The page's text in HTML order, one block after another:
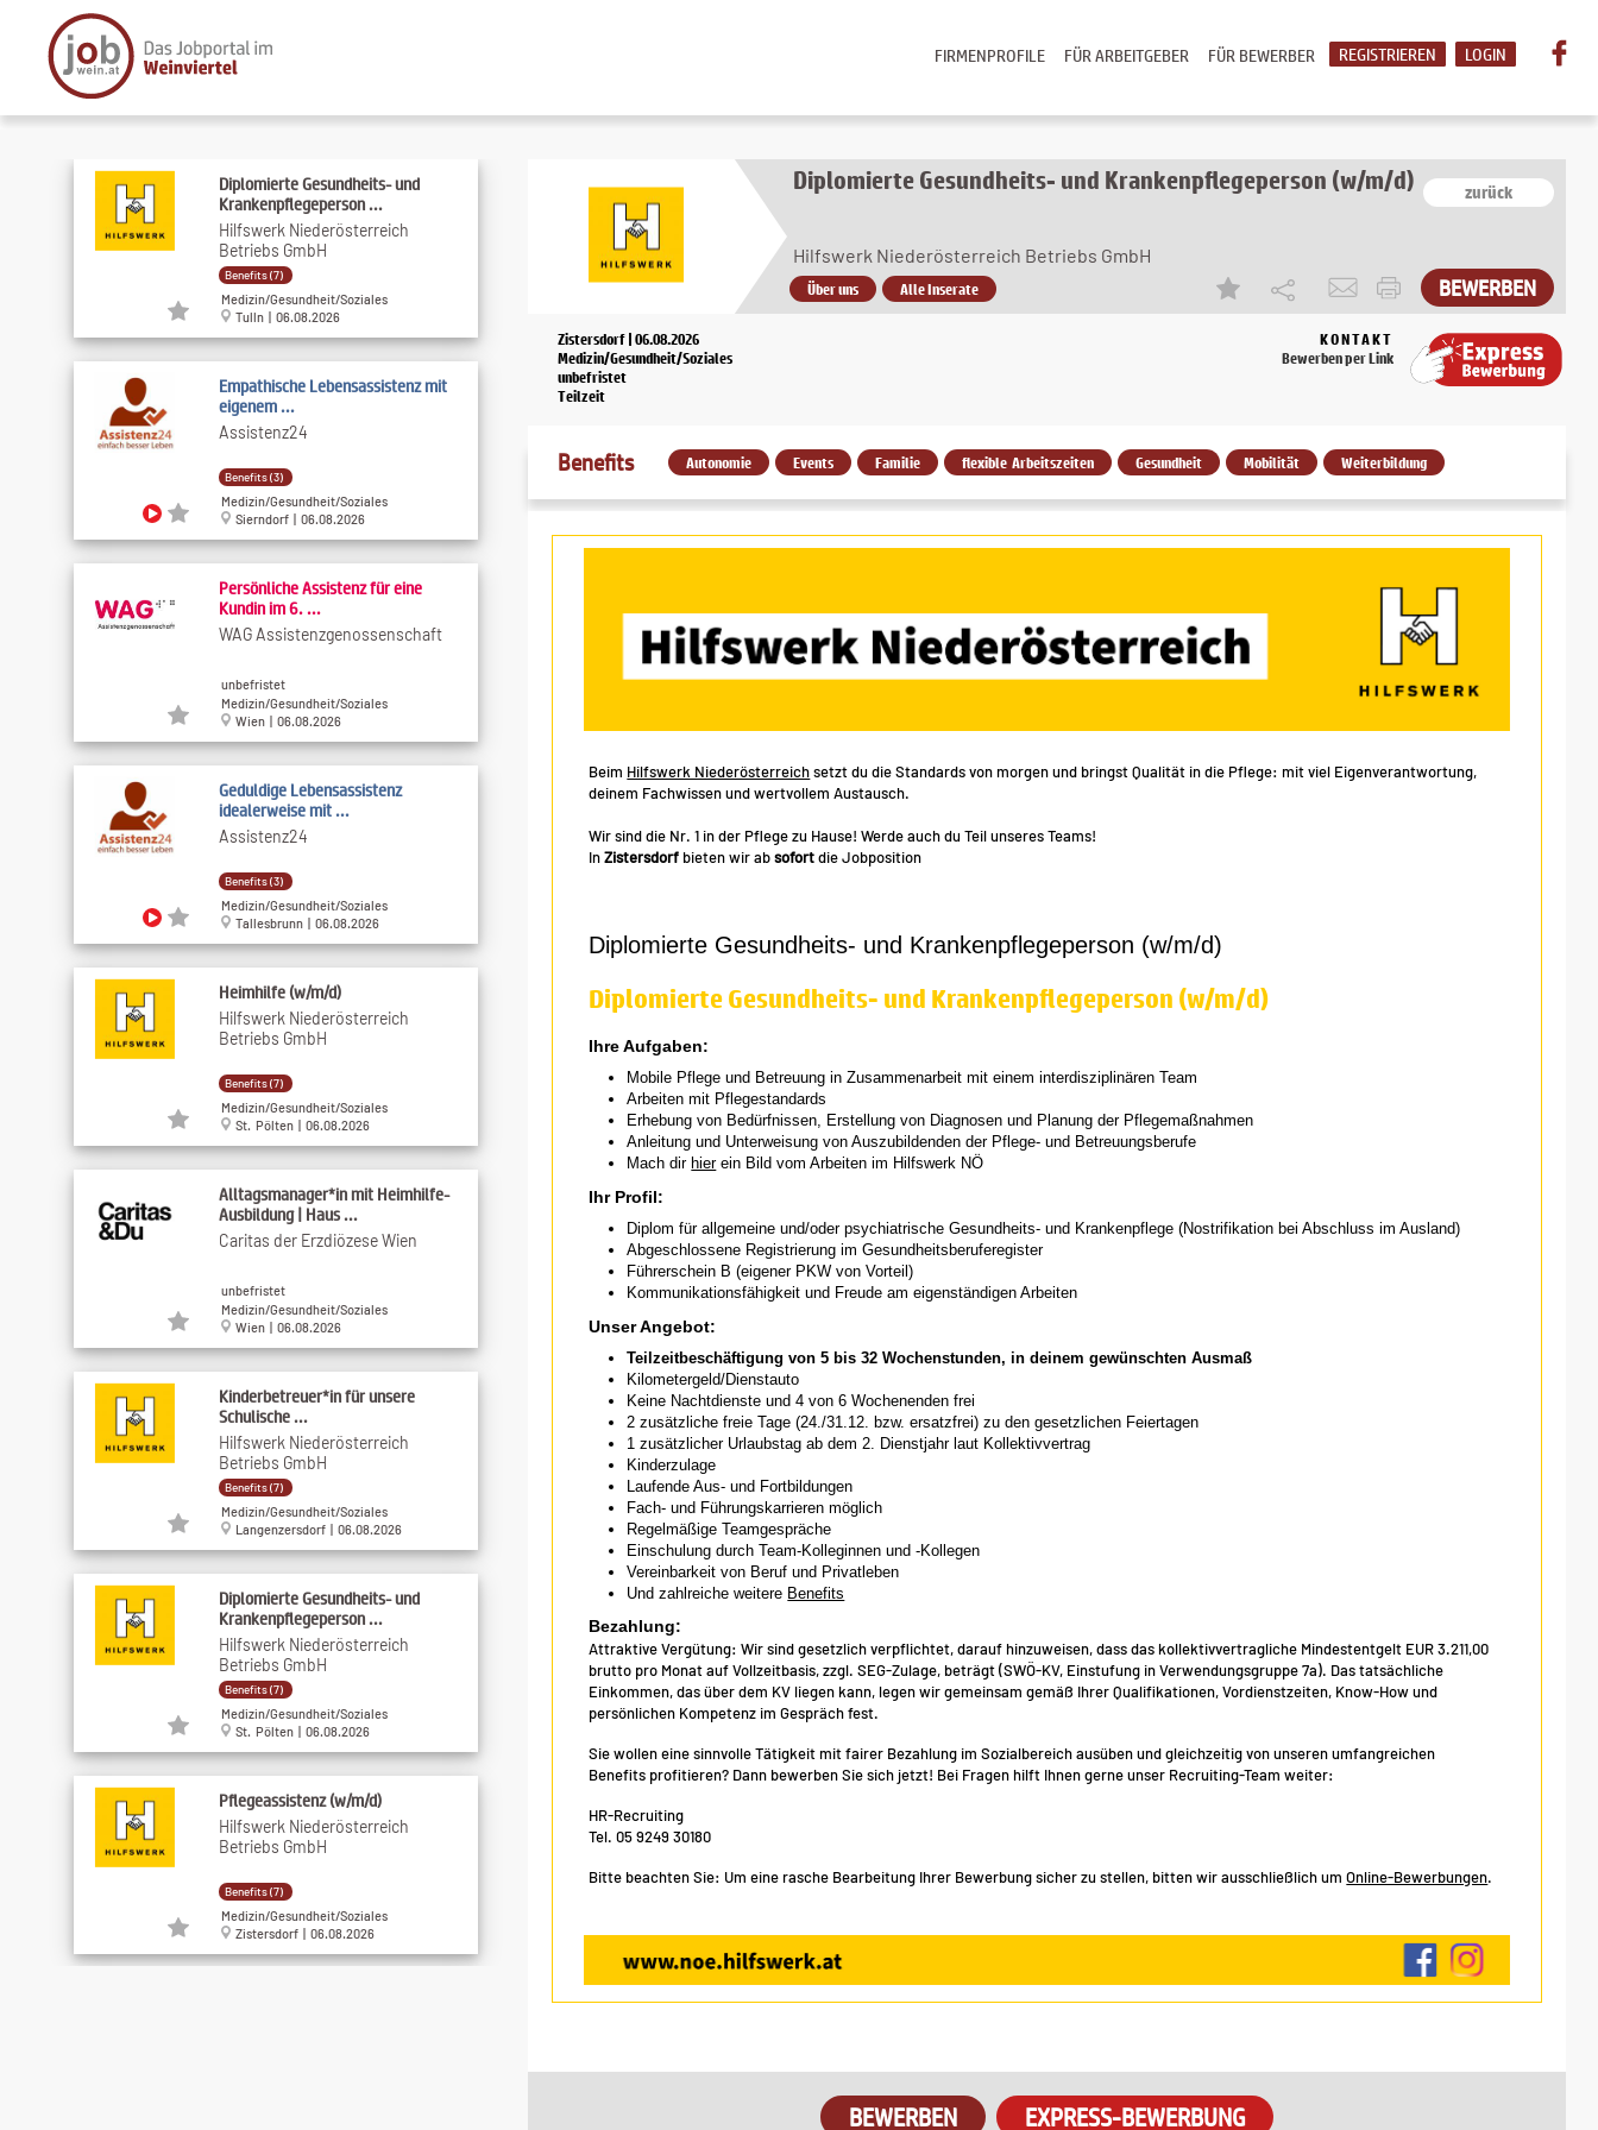
LOGIN
REGISTRIEREN
FÜR BEWERBER
FÜR ARBEITGEBER
FIRMENPROFILE
Diplomierte Gesundheits- und Krankenpflegeperson (w/m/d) zurück
Hilfswerk Niederösterreich Betriebs GmbH
Über uns Alle Inserate
Zistersdorf | 06.08.2026
Medizin/Gesundheit/Soziales
unbefristet
Teilzeit
KONTAKT
Bewerben per Link
Benefits Autonomie Events Familie flexible Arbeitszeiten Gesundheit Mobilität Weiterbildung
Beim Hilfswerk Niederösterreichsetzt du die Standards von morgen und bringst Qualität in die Pflege: mit viel Eigenverantwortung,
deinem Fachwissen und wertvollem Austausch.
Wir sind die Nr. 1 in der Pflege zu Hause! Werde auch du Teil unseres Teams!
InZistersdorf bieten wir absofortdie Jobposition
Diplomierte Gesundheits- und Krankenpflegeperson (w/m/d)
Diplomierte Gesundheits- und Krankenpflegeperson (w/m/d)
Ihre Aufgaben:
Mobile Pflege und Betreuung in Zusammenarbeit mit einem interdisziplinären Team
Arbeiten mit Pflegestandards
Erhebung von Bedürfnissen, Erstellung von Diagnosen und Planung der Pflegemaßnahmen
Anleitung und Unterweisung von Auszubildenden der Pflege- und Betreuungsberufe
Mach dir hierein Bild vom Arbeiten im Hilfswerk NÖ
Ihr Profil:
Diplom für allgemeine und/oder psychiatrische Gesundheits- und Krankenpflege (Nostrifikation bei Abschluss im Ausland)
Abgeschlossene Registrierung im Gesundheitsberuferegister
Führerschein B (eigener PKW von Vorteil)
Kommunikationsfähigkeit und Freude am eigenständigen Arbeiten
Unser Angebot:
Teilzeitbeschäftigung von 5 bis 32 Wochenstunden, in deinem gewünschten Ausmaß
Kilometergeld/Dienstauto
Keine Nachtdienste und 4 von 6 Wochenenden frei
2 zusätzliche freie Tage (24./31.12. bzw. ersatzfrei) zu den gesetzlichen Feiertagen
1 zusätzlicher Urlaubstag ab dem 2. Dienstjahr laut Kollektivvertrag
Kinderzulage
Laufende Aus- und Fortbildungen
Fach- und Führungskarrieren möglich
Regelmäßige Teamgespräche
Einschulung durch Team-Kolleginnen und -Kollegen
Vereinbarkeit von Beruf und Privatleben
Und zahlreiche weitere Benefits
Bezahlung:
Attraktive Vergütung: Wir sind gesetzlich verpflichtet, darauf hinzuweisen, dass das kollektivvertragliche Mindestentgelt EUR 3.211,00
brutto pro Monat auf Vollzeitbasis, zzgl. SEG-Zulage, beträgt (SWÖ-KV, Einstufung in Verwendungsgruppe 7a). Das tatsächliche
Einkommen, das über dem KV liegen kann, legen wir gemeinsam gemäß Ihrer Qualifikationen, Vordienstzeiten, Know-How und
persönlichen Kompetenz im Gespräch fest.
Sie wollen eine sinnvolle Tätigkeit mit fairer Bezahlung im Sozialbereich ausüben und gleichzeitig von unseren umfangreichen
Benefits profitieren? Dann bewerben Sie sich jetzt! Bei Fragen hilft Ihnen gerne unser Recruiting-Team weiter:
HR-Recruiting
Tel. 05 9249 30180
Bitte beachten Sie: Um eine rasche Bearbeitung Ihrer Bewerbung sicher zu stellen, bitten wir ausschließlich umOnline-Bewerbungen.
EXPRESS-BEWERBUNG
Diplomierte Gesundheits- und
Krankenpflegeperson ...
Hilfswerk Niederösterreich
Betriebs GmbH
Benefits (7)
Medizin/Gesundheit/Soziales
Tulln | 06.08.2026
Empathische Lebensassistenz mit
eigenem ...
Assistenz24
Benefits (3)
Medizin/Gesundheit/Soziales
Sierndorf | 06.08.2026
Persönliche Assistenz für eine
Kundin im 6. ...
WAG Assistenzgenossenschaft
unbefristet
Medizin/Gesundheit/Soziales
Wien | 06.08.2026
Geduldige Lebensassistenz
idealerweise mit ...
Assistenz24
Benefits (3)
Medizin/Gesundheit/Soziales
Tallesbrunn | 06.08.2026
Heimhilfe (w/m/d)
Hilfswerk Niederösterreich
Betriebs GmbH
Benefits (7)
Medizin/Gesundheit/Soziales
St. Pölten | 06.08.2026
Alltagsmanager*in mit Heimhilfe-
Ausbildung | Haus ...
Caritas der Erzdiözese Wien
unbefristet
Medizin/Gesundheit/Soziales
Wien | 06.08.2026
Kinderbetreuer*in für unsere
Schulische ...
Hilfswerk Niederösterreich
Betriebs GmbH
Benefits (7)
Medizin/Gesundheit/Soziales
Langenzersdorf | 06.08.2026
Diplomierte Gesundheits- und
Krankenpflegeperson ...
Hilfswerk Niederösterreich
Betriebs GmbH
Benefits (7)
Medizin/Gesundheit/Soziales
St. Pölten | 06.08.2026
Pflegeassistenz (w/m/d)
Hilfswerk Niederösterreich
Betriebs GmbH
Benefits (7)
Medizin/Gesundheit/Soziales
Zistersdorf | 06.08.2026